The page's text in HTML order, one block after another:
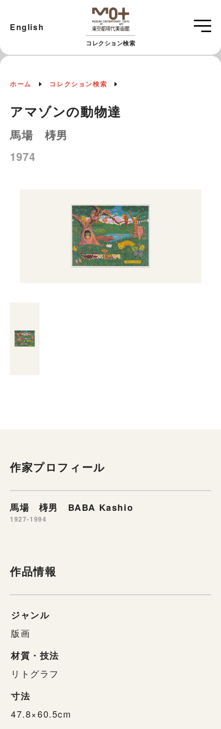
コレクション検索
English
ホーム コレクション検索
アマゾンの動物達
馬場 梼男
1974
作家プロフィール
馬場 梼男 BABA Kashio
1927-1994
作品情報
ジャンル
版画
材質・技法
リトグラフ
寸法
47.8×60.5cm